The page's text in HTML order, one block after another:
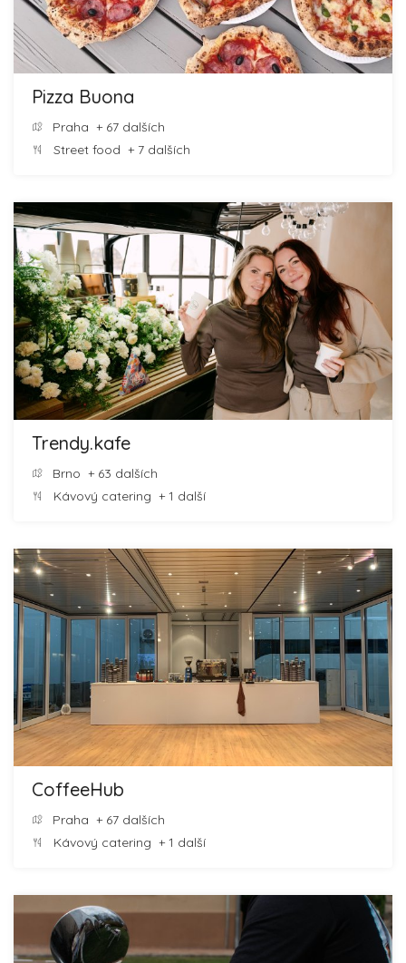
Pizza Buona
Praha + 67 dalších
Street food + 7 dalších
Trendy.kafe
Brno + 63 dalších
Kávový catering + 1 další
CoffeeHub
Praha + 67 dalších
Kávový catering + 1 další